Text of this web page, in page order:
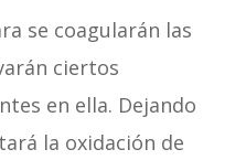
se coagularán las
ciertos
en ella. Dejando
la oxidación de